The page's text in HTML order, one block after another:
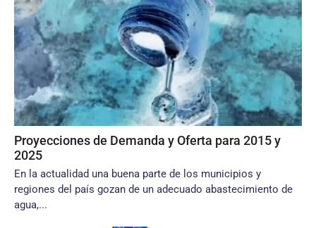
Proyecciones de Demanda y Oferta para 2015 y
2025
En la actualidad una buena parte de los municipios y
regiones del país gozan de un adecuado abastecimiento de
agua,...